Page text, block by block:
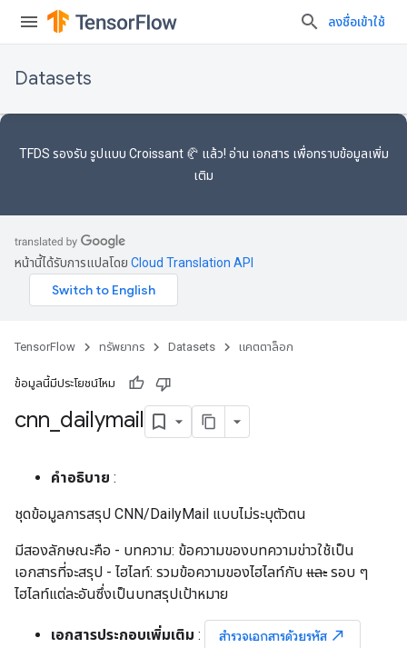
ลงชื่อเข้าใช้
Datasets
TFDS รองรับ รูปแบบ Croissant 🥐 แล้ว! อ่าน เอกสาร เพื่อทราบข้อมูลเพิ่ม
เติม
หน้านี้ได้รับการแปลโดย Cloud Translation API
TensorFlow ทรัพยากร Datasets แคตตาล็อก
ข้อมูลนี้มีประโยชน์ไหม
cnn dailymail
คำอธิบาย :
ชุดข้อมูลการสรุป CNN/DailyMail แบบไม่ระบุตัวตน
มีสองลักษณะคือ - บทความ: ข้อความของบทความข่าวใช้เป็น
เอกสารที่จะสรุป - ไฮไลท์: รวมข้อความของไฮไลท์กับ และรอบ ๆ
ไฮไลท์แต่ละอันซึ่งเป็นบทสรุปเป้าหมาย
เอกสารประกอบเพิ่มเติม : สำรวจเอกสารด้วยรหัส north_east